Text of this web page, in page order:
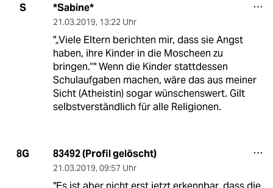
S *Sabine*
21.03.2019, 13:22 Uhr
"„Viele Eltern berichten mir, dass sie Angst
haben, ihre Kinder in die Moscheen zu
bringen.“" Wenn die Kinder stattdessen
Schulaufgaben machen, wäre das aus meiner
Sicht (Atheistin) sogar wünschenswert. Gilt
selbstverständlich für alle Religionen.
8G 83492 (Profil gelöscht)
21.03.2019, 09:57 Uhr